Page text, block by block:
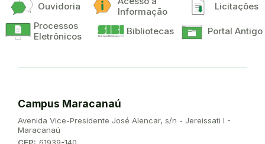
Ouvidoria
Informação
Licitações
Processos
Eletrônicos
Bibliotecas Portal Antigo
Campus Maracanaú
Endereço:
Avenida Vice-Presidente José Alencar, s/n - Jereissati I -
Maracanaú
CEP: 61939-140